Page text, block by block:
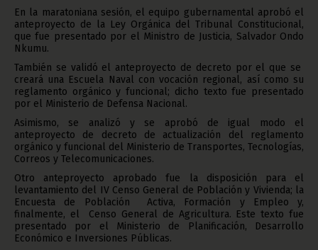
En la maratoniana sesión, el equipo gubernamental aprobó el
anteproyecto de la Ley Orgánica del Tribunal Constitucional,
que fue presentado por el Ministro de Justicia, Salvador Ondo
Nkumu.
También se validó el anteproyecto de decreto por el que se
creará una Escuela Naval con vocación regional, así como su
reglamento orgánico y funcional; dicho texto fue presentado
por el Ministerio de Defensa Nacional.
Asimismo, se analizó y se aprobó de igual modo el
anteproyecto de decreto de actualización del reglamento
orgánico y funcional del Ministerio de Transportes, Tecnologías,
Correos y Telecomunicaciones.
Otro anteproyecto aprobado fue la disposición para el
levantamiento del IV Censo General de Población y Vivienda; la
Encuesta de Población Activa, Formación y Empleo y,
finalmente, el Censo General de Agricultura. Este texto fue
presentado por el Ministerio de Planificación, Desarrollo
Económico e Inversiones Públicas.